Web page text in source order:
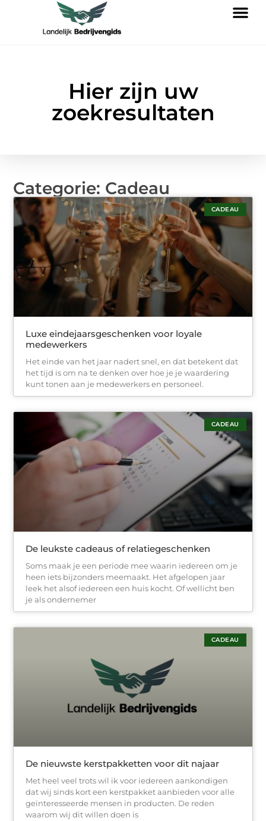
Hier zijn uw
zoekresultaten
Categorie: Cadeau
CADEAU
Luxe eindejaarsgeschenken voor loyale
medewerkers
Het einde van het jaar nadert snel, en dat betekent dat
het tijd is om na te denken over hoe je je waardering
kunt tonen aan je medewerkers en personeel.
CADEAU
De leukste cadeaus of relatiegeschenken
Soms maak je een periode mee waarin iedereen om je
heen iets bijzonders meemaakt. Het afgelopen jaar
leek het alsof iedereen een huis kocht. Of wellicht ben
je als ondernemer
CADEAU
De nieuwste kerstpakketten voor dit najaar
Met heel veel trots wil ik voor iedereen aankondigen
dat wij sinds kort een kerstpakket aanbieden voor alle
geïnteresseerde mensen in producten. De reden
waarom wij dit willen doen is